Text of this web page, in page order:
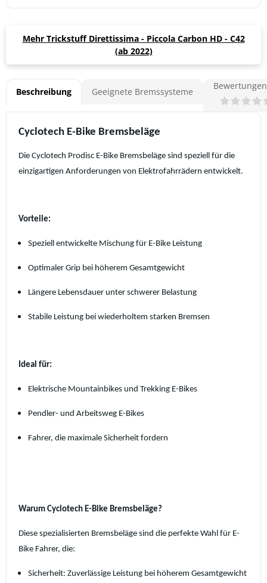
Mehr Trickstuff Direttissima - Piccola Carbon HD - C42
(ab 2022)
Beschreibung Geeignete Bremssysteme
Cyclotech E-Bike Bremsbeläge
Die Cyclotech Prodisc E-Bike Bremsbeläge sind speziell für die
einzigartigen Anforderungen von Elektrofahrrädern entwickelt.
Vorteile:
Speziell entwickelte Mischung für E-Bike Leistung
Optimaler Grip bei höherem Gesamtgewicht
Längere Lebensdauer unter schwerer Belastung
Stabile Leistung bei wiederholtem starken Bremsen
Ideal für:
Elektrische Mountainbikes und Trekking E-Bikes
Pendler- und Arbeitsweg E-Bikes
Fahrer, die maximale Sicherheit fordern
Warum Cyclotech E-Bike Bremsbeläge?
Diese spezialisierten Bremsbeläge sind die perfekte Wahl für E-
Bike Fahrer, die:
Sicherheit: Zuverlässige Leistung bei höherem Gesamtgewicht